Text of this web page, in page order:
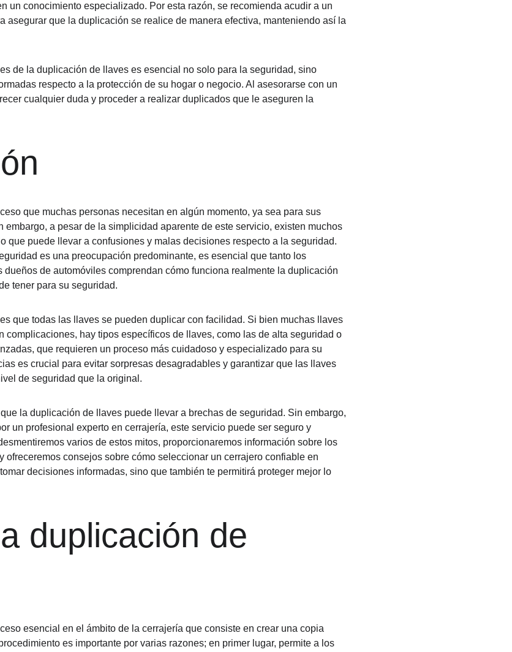
un conocimiento especializado. Por esta razón, se recomienda acudir a un
asegurar que la duplicación se realice de manera efectiva, manteniendo así la
de la duplicación de llaves es esencial no solo para la seguridad, sino
respecto a la protección de su hogar o negocio. Al asesorarse con un
cualquier duda y proceder a realizar duplicados que le aseguren la
que muchas personas necesitan en algún momento, ya sea para sus
embargo, a pesar de la simplicidad aparente de este servicio, existen muchos
que puede llevar a confusiones y malas decisiones respecto a la seguridad.
es una preocupación predominante, es esencial que tanto los
de automóviles comprendan cómo funciona realmente la duplicación
tener para su seguridad.
que todas las llaves se pueden duplicar con facilidad. Si bien muchas llaves
complicaciones, hay tipos específicos de llaves, como las de alta seguridad o
que requieren un proceso más cuidadoso y especializado para su
es crucial para evitar sorpresas desagradables y garantizar que las llaves
de seguridad que la original.
la duplicación de llaves puede llevar a brechas de seguridad. Sin embargo,
un profesional experto en cerrajería, este servicio puede ser seguro y
varios de estos mitos, proporcionaremos información sobre los
ofreceremos consejos sobre cómo seleccionar un cerrajero confiable en
decisiones informadas, sino que también te permitirá proteger mejor lo
duplicación de
esencial en el ámbito de la cerrajería que consiste en crear una copia
es importante por varias razones; en primer lugar, permite a los